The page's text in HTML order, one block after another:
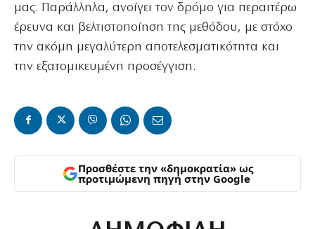
μας. Παράλληλα, ανοίγει τον δρόμο για περαιτέρω
έρευνα και βελτιστοποίηση της μεθόδου, με στόχο
την ακόμη μεγαλύτερη αποτελεσματικότητα και
την εξατομικευμένη προσέγγιση.
Προσθέστε την «δημοκρατία» ως
προτιμώμενη πηγή στην Google